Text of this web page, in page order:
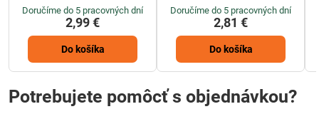
Doručíme do 5 pracovných dní
2,99 €
Do košíka
Doručíme do 5 pracovných dní
2,81 €
Do košíka
Potrebujete pomôcť s objednávkou?